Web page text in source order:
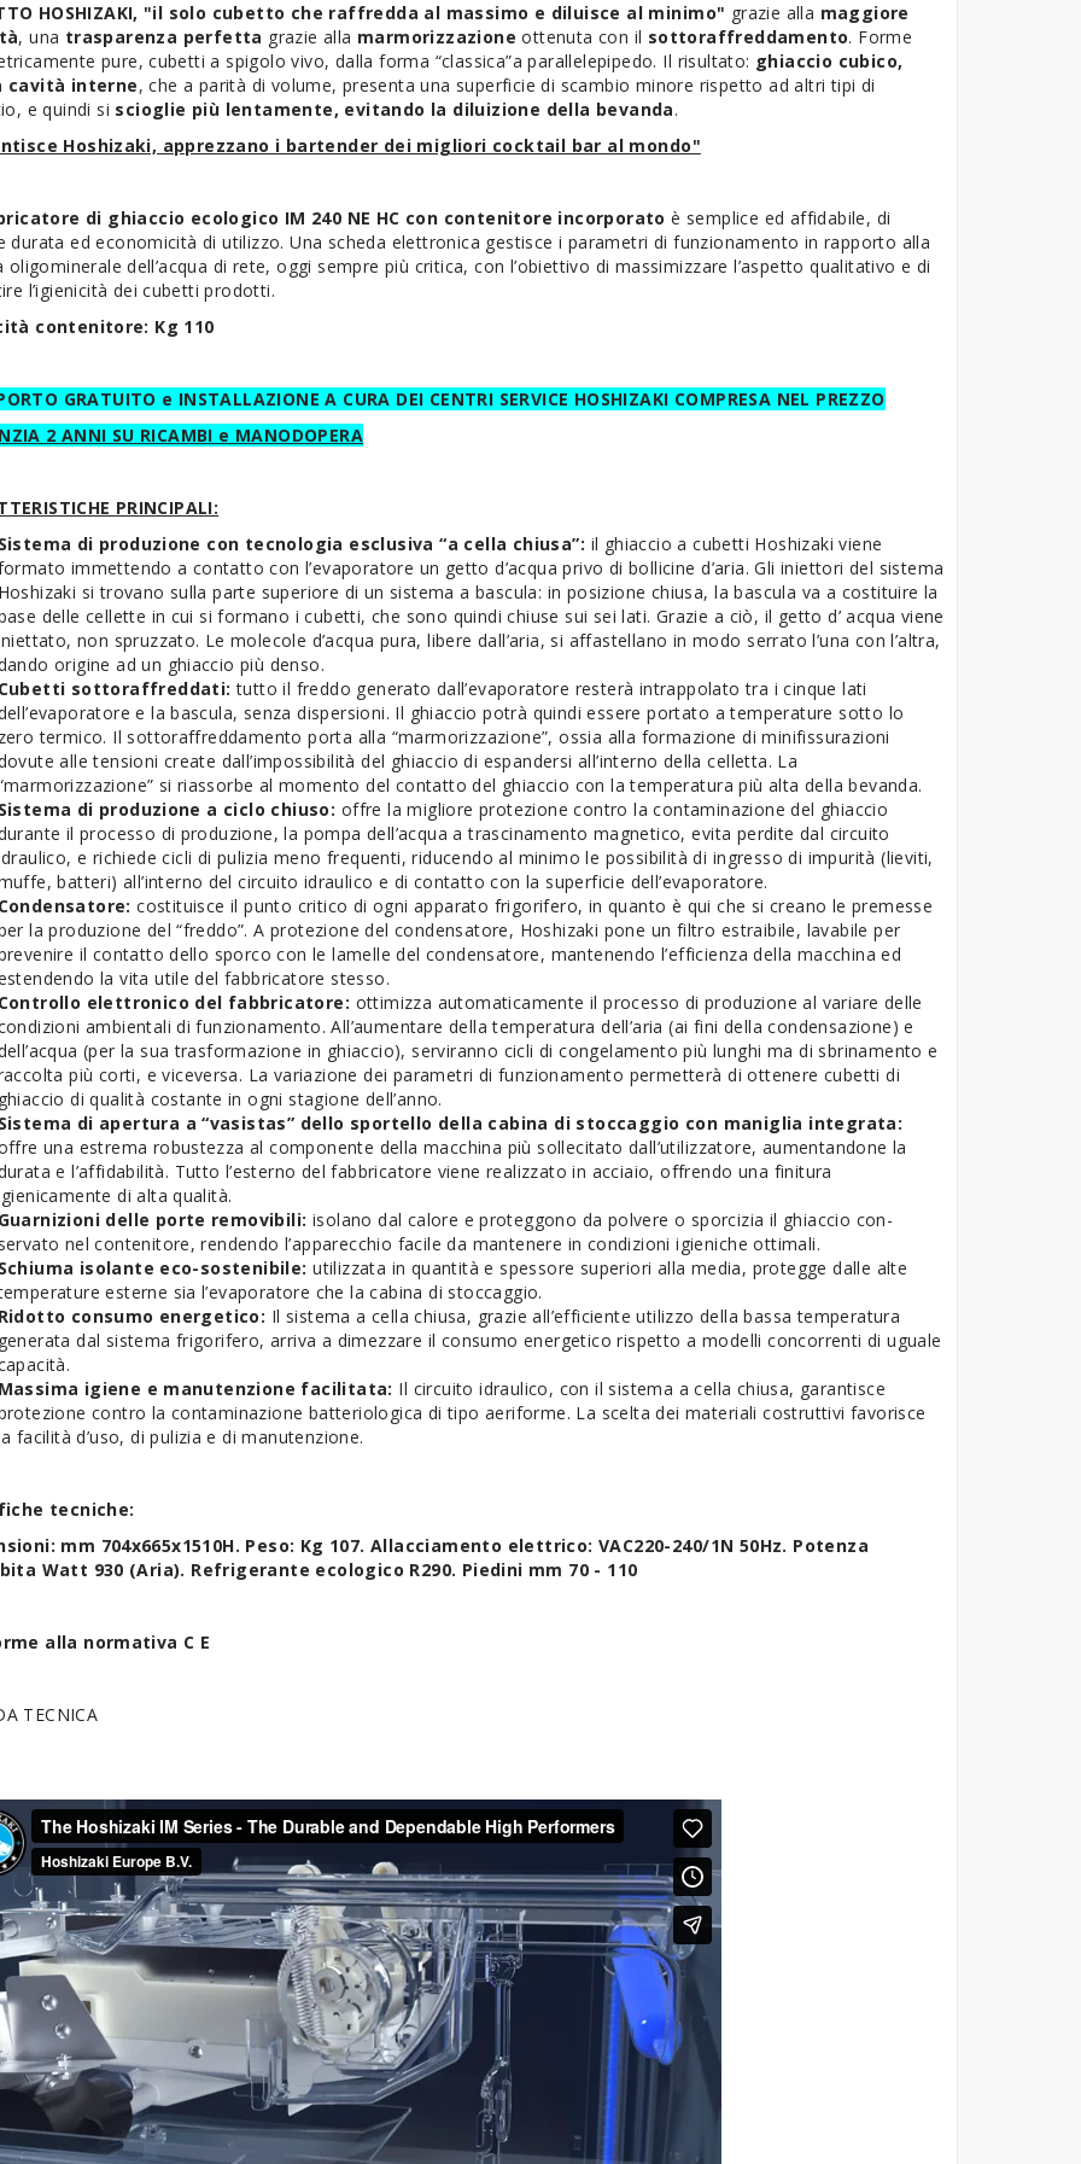
HOSHIZAKI, "il solo cubetto che raffredda al massimo e diluisce al minimo" grazie alla maggiore
, una trasparenza perfetta grazie alla marmorizzazione ottenuta con il sottoraffreddamento. Forme
pure, cubetti a spigolo vivo, dalla forma “classica”a parallelepipedo. Il risultato: ghiaccio cubico,
cavità interne, che a parità di volume, presenta una superficie di scambio minore rispetto ad altri tipi di
e quindi si scioglie più lentamente, evitando la diluizione della bevanda.
Hoshizaki, apprezzano i bartender dei migliori cocktail bar al mondo"
di ghiaccio ecologico IM 240 NE HC con contenitore incorporato è semplice ed affidabile, di
durata ed economicità di utilizzo. Una scheda elettronica gestisce i parametri di funzionamento in rapporto alla
oligominerale dell’acqua di rete, oggi sempre più critica, con l’obiettivo di massimizzare l’aspetto qualitativo e di
l’igienicità dei cubetti prodotti.
contenitore: Kg 110
GRATUITO e INSTALLAZIONE A CURA DEI CENTRI SERVICE HOSHIZAKI COMPRESA NEL PREZZO
2 ANNI SU RICAMBI e MANODOPERA
PRINCIPALI:
Sistema di produzione con tecnologia esclusiva “a cella chiusa”: il ghiaccio a cubetti Hoshizaki viene
immettendo a contatto con l’evaporatore un getto d’acqua privo di bollicine d’aria. Gli iniettori del sistema
Hoshizaki si trovano sulla parte superiore di un sistema a bascula: in posizione chiusa, la bascula va a costituire la
delle cellette in cui si formano i cubetti, che sono quindi chiuse sui sei lati. Grazie a ciò, il getto d’ acqua viene
non spruzzato. Le molecole d’acqua pura, libere dall’aria, si affastellano in modo serrato l’una con l’altra,
origine ad un ghiaccio più denso.
Cubetti sottoraffreddati: tutto il freddo generato dall’evaporatore resterà intrappolato tra i cinque lati
e la bascula, senza dispersioni. Il ghiaccio potrà quindi essere portato a temperature sotto lo
zero termico. Il sottoraffreddamento porta alla “marmorizzazione”, ossia alla formazione di minifissurazioni
alle tensioni create dall’impossibilità del ghiaccio di espandersi all’interno della celletta. La
si riassorbe al momento del contatto del ghiaccio con la temperatura più alta della bevanda.
Sistema di produzione a ciclo chiuso: offre la migliore protezione contro la contaminazione del ghiaccio
il processo di produzione, la pompa dell’acqua a trascinamento magnetico, evita perdite dal circuito
e richiede cicli di pulizia meno frequenti, riducendo al minimo le possibilità di ingresso di impurità (lieviti,
batteri) all’interno del circuito idraulico e di contatto con la superficie dell’evaporatore.
Condensatore: costituisce il punto critico di ogni apparato frigorifero, in quanto è qui che si creano le premesse
la produzione del “freddo”. A protezione del condensatore, Hoshizaki pone un filtro estraibile, lavabile per
il contatto dello sporco con le lamelle del condensatore, mantenendo l’efficienza della macchina ed
la vita utile del fabbricatore stesso.
Controllo elettronico del fabbricatore: ottimizza automaticamente il processo di produzione al variare delle
ambientali di funzionamento. All’aumentare della temperatura dell’aria (ai fini della condensazione) e
(per la sua trasformazione in ghiaccio), serviranno cicli di congelamento più lunghi ma di sbrinamento e
più corti, e viceversa. La variazione dei parametri di funzionamento permetterà di ottenere cubetti di
ghiaccio di qualità costante in ogni stagione dell’anno.
Sistema di apertura a “vasistas” dello sportello della cabina di stoccaggio con maniglia integrata:
una estrema robustezza al componente della macchina più sollecitato dall’utilizzatore, aumentandone la
e l’affidabilità. Tutto l’esterno del fabbricatore viene realizzato in acciaio, offrendo una finitura
di alta qualità.
Guarnizioni delle porte removibili: isolano dal calore e proteggono da polvere o sporcizia il ghiaccio con-
servato nel contenitore, rendendo l’apparecchio facile da mantenere in condizioni igieniche ottimali.
Schiuma isolante eco-sostenibile: utilizzata in quantità e spessore superiori alla media, protegge dalle alte
esterne sia l’evaporatore che la cabina di stoccaggio.
Ridotto consumo energetico: Il sistema a cella chiusa, grazie all’efficiente utilizzo della bassa temperatura
generata dal sistema frigorifero, arriva a dimezzare il consumo energetico rispetto a modelli concorrenti di uguale
Massima igiene e manutenzione facilitata: Il circuito idraulico, con il sistema a cella chiusa, garantisce
contro la contaminazione batteriologica di tipo aeriforme. La scelta dei materiali costruttivi favorisce
facilità d’uso, di pulizia e di manutenzione.
tecniche:
mm 704x665x1510H. Peso: Kg 107. Allacciamento elettrico: VAC220-240/1N 50Hz. Potenza
Watt 930 (Aria). Refrigerante ecologico R290. Piedini mm 70 - 110
alla normativa C E
TECNICA